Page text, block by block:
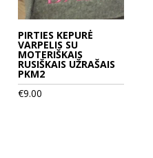
PIRTIES KEPURĖ
VARPELIS SU
MOTERIŠKAIS
RUSIŠKAIS UŽRAŠAIS
PKM2
€9.00